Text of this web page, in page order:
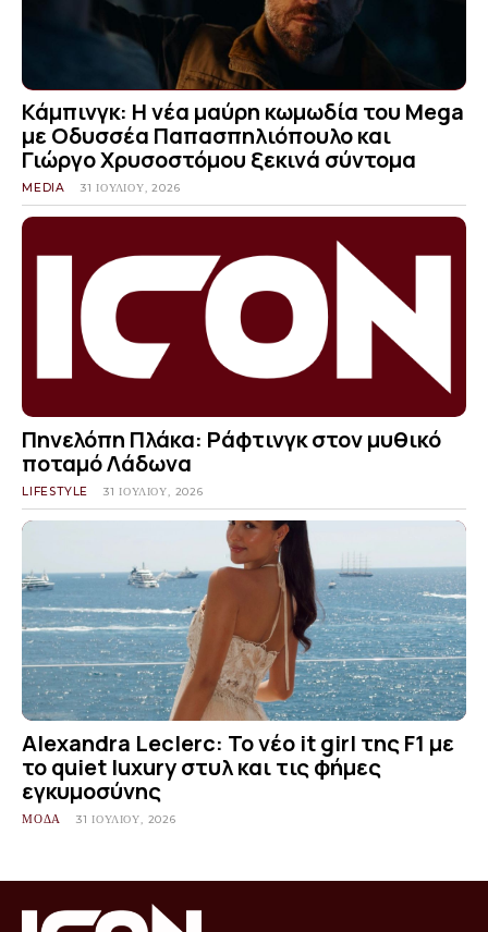
Κάμπινγκ: Η νέα μαύρη κωμωδία του Mega
με Οδυσσέα Παπασπηλιόπουλο και
Γιώργο Χρυσοστόμου ξεκινά σύντομα
MEDIA 31 ΙΟΥΛΊΟΥ, 2026
Πηνελόπη Πλάκα: Ράφτινγκ στον μυθικό
ποταμό Λάδωνα
LIFESTYLE 31 ΙΟΥΛΊΟΥ, 2026
Alexandra Leclerc: Το νέο it girl της F1 με
το quiet luxury στυλ και τις φήμες
εγκυμοσύνης
ΜΟΔΑ 31 ΙΟΥΛΊΟΥ, 2026